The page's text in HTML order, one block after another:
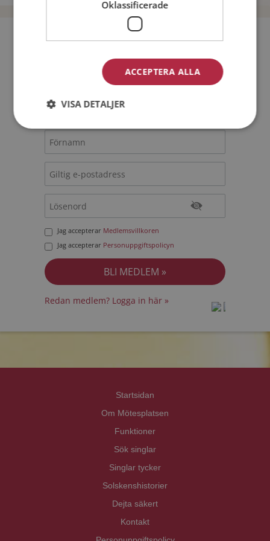
Bli medlem utan kostnad!
Man Kvinna
Min ålder:
Jag accepterar Medlemsvillkoren
Jag accepterar Personuppgiftspolicyn
Redan medlem? Logga in här »
Startsidan
Om Mötesplatsen
Funktioner
Sök singlar
Singlar tycker
Solskenshistorier
Dejta säkert
Kontakt
Oklassificerade
ACCEPTERA ALLA
VISA DETALJER